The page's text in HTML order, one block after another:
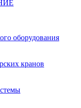
оборудования
кранов